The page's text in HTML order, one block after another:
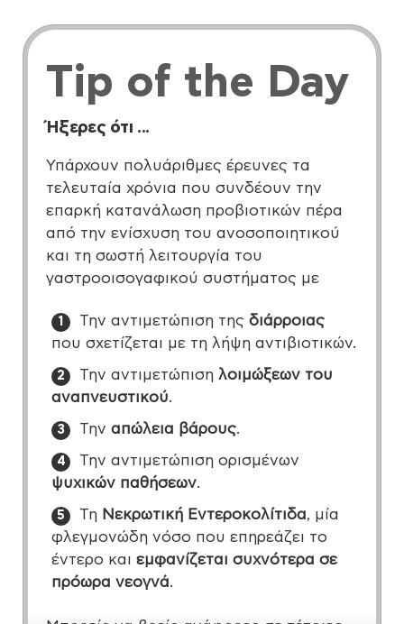
Tip of the Day
Ήξερες ότι ...
Υπάρχουν πολυάριθμες έρευνες τα
τελευταία χρόνια που συνδέουν την
επαρκή κατανάλωση προβιοτικών πέρα
από την ενίσχυση του ανοσοποιητικού
και τη σωστή λειτουργία του
γαστροοισογαφικού συστήματος με
Την αντιμετώπιση της διάρροιας
που σχετίζεται με τη λήψη αντιβιοτικών.
Την αντιμετώπιση λοιμώξεων του
αναπνευστικού.
Την απώλεια βάρους.
Την αντιμετώπιση ορισμένων
ψυχικών παθήσεων.
Τη Νεκρωτική Εντεροκολίτιδα, μία
φλεγμονώδη νόσο που επηρεάζει το
έντερο και εμφανίζεται συχνότερα σε
πρόωρα νεογνά.